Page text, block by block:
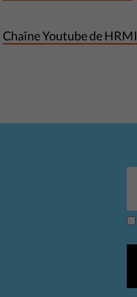
Chaîne Youtube de HRMI